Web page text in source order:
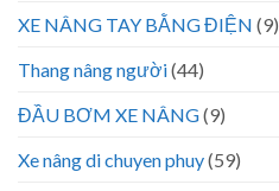
XE NÂNG TAY BẰNG ĐIỆN (9)
Thang nâng người(44)
ĐẦU BƠM XE NÂNG(9)
Xe nâng di chuyen phuy(59)